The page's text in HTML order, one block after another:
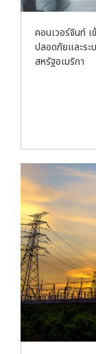
คอนเวอร์จินท์ เ
ปลอดภัยและระ
สหรัฐอเมริกา